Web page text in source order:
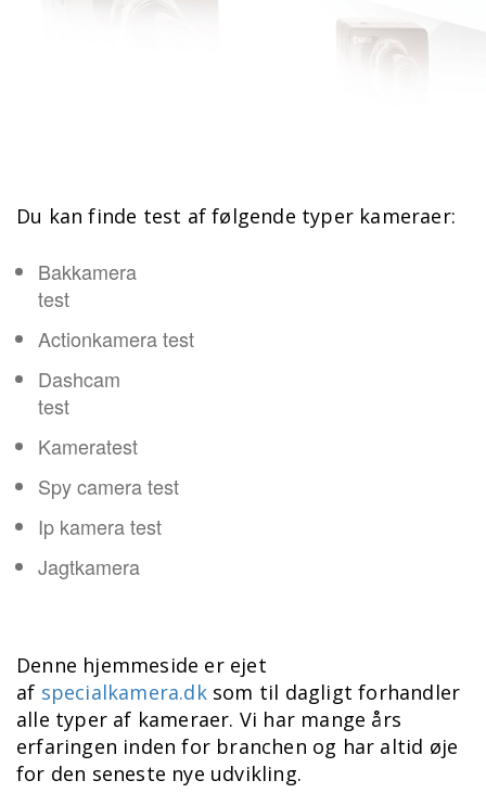
Du kan finde test af følgende typer kameraer:
Bakkamera
test
Actionkamera test
Dashcam
test
Kameratest
Spy camera test
Ip kamera test
Jagtkamera
Denne hjemmeside er ejet
af specialkamera.dk som til dagligt forhandler
alle typer af kameraer. Vi har mange års
erfaringen inden for branchen og har altid øje
for den seneste nye udvikling.